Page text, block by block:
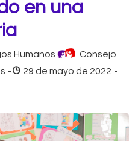
en una
Humanos
Consejo
- 29 de mayo de 2022 -